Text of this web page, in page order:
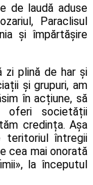
de laudă aduse
Paraclisul
și împărtășire
zi plină de har și
și grupuri, am
în acțiune, să
societății
credința. Așa
teritoriul întregii
cea mai onorată
la începutul